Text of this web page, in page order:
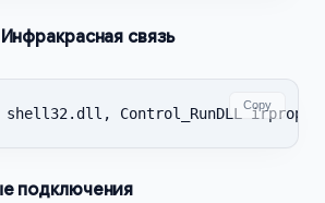
связь
shell32.dll, Control_RunDLLCopy
подключения